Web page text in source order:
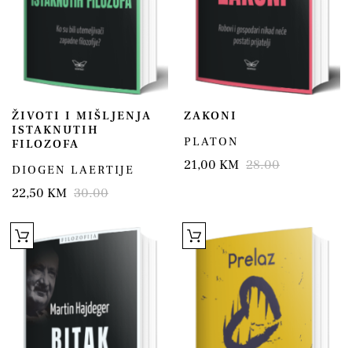
ŽIVOTI I MIŠLJENJA
ISTAKNUTIH
FILOZOFA
DIOGEN LAERTIJE
22,50 KM 30.00
ZAKONI
PLATON
21,00 KM 28.00